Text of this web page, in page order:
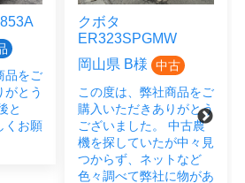
品をご
がとう
と
くお願
クボタ
ER323SPGMW
岡山県 B様
中古
この度は、弊社商品をご
購入いただきありがとう
ございました。 中古農
機を探していたが中々見
つからず、ネットなど
色々調べて弊社に物があ